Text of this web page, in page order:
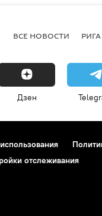
ВСЕ НОВОСТИ РИГА
Дзен
отслеживания